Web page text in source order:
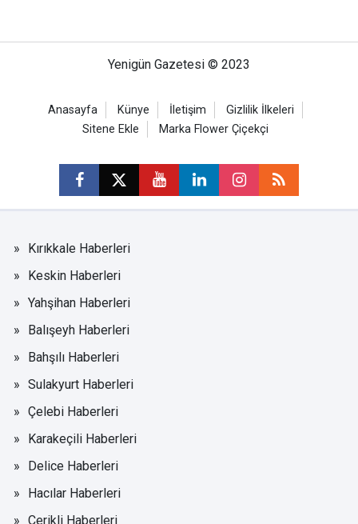
Yenigün Gazetesi © 2023
Anasayfa Künye İletişim
Gizlilik İlkeleri
Sitene Ekle
Marka Flower Çiçekçi
Kırıkkale Haberleri
Keskin Haberleri
Yahşihan Haberleri
Balışeyh Haberleri
Bahşılı Haberleri
Sulakyurt Haberleri
Çelebi Haberleri
Karakeçili Haberleri
Delice Haberleri
Hacılar Haberleri
Çerikli Haberleri